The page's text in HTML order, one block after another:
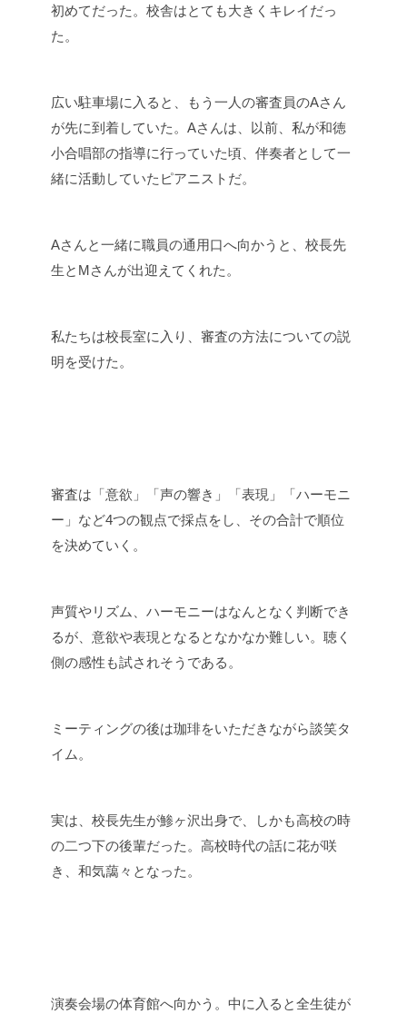
初めてだった。校舎はとても大きくキレイだっ
た。
広い駐車場に入ると、もう一人の審査員のAさん
が先に到着していた。Aさんは、以前、私が和徳
小合唱部の指導に行っていた頃、伴奏者として一
緒に活動していたピアニストだ。
Aさんと一緒に職員の通用口へ向かうと、校長先
生とMさんが出迎えてくれた。
私たちは校長室に入り、審査の方法についての説
明を受けた。
審査は「意欲」「声の響き」「表現」「ハーモニ
ー」など4つの観点で採点をし、その合計で順位
を決めていく。
声質やリズム、ハーモニーはなんとなく判断でき
るが、意欲や表現となるとなかなか難しい。聴く
側の感性も試されそうである。
ミーティングの後は珈琲をいただきながら談笑タ
イム。
実は、校長先生が鯵ヶ沢出身で、しかも高校の時
の二つ下の後輩だった。高校時代の話に花が咲
き、和気藹々となった。
演奏会場の体育館へ向かう。中に入ると全生徒が